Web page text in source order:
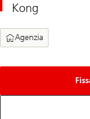
Kong
Agenzia